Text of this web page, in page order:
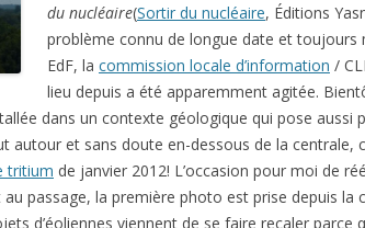
du nucléaire(Sortir du nucléaire, Éditions
problème connu de longue date et toujours
EdF, la commission locale d’information /
lieu depuis a été apparemment agitée.
dans un contexte géologique qui pose aussi
autour et sans doute en-dessous de la centrale,
tritium de janvier 2012! L’occasion pour moi de
passage, la première photo est prise depuis la
d’éoliennes viennent de se faire recaler parce